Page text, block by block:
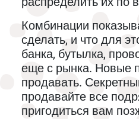
Комбинации
сделать, и что для
банка, бутылка,
еще с рынка. Новые
продавать.
продавайте все
пригодиться вам